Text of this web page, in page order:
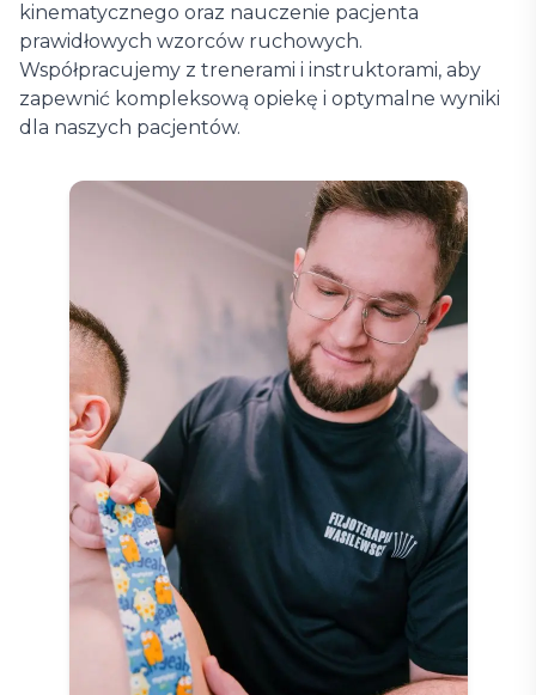
kinematycznego oraz nauczenie pacjenta
prawidłowych wzorców ruchowych.
Współpracujemy z trenerami i instruktorami, aby
zapewnić kompleksową opiekę i optymalne wyniki
dla naszych pacjentów.